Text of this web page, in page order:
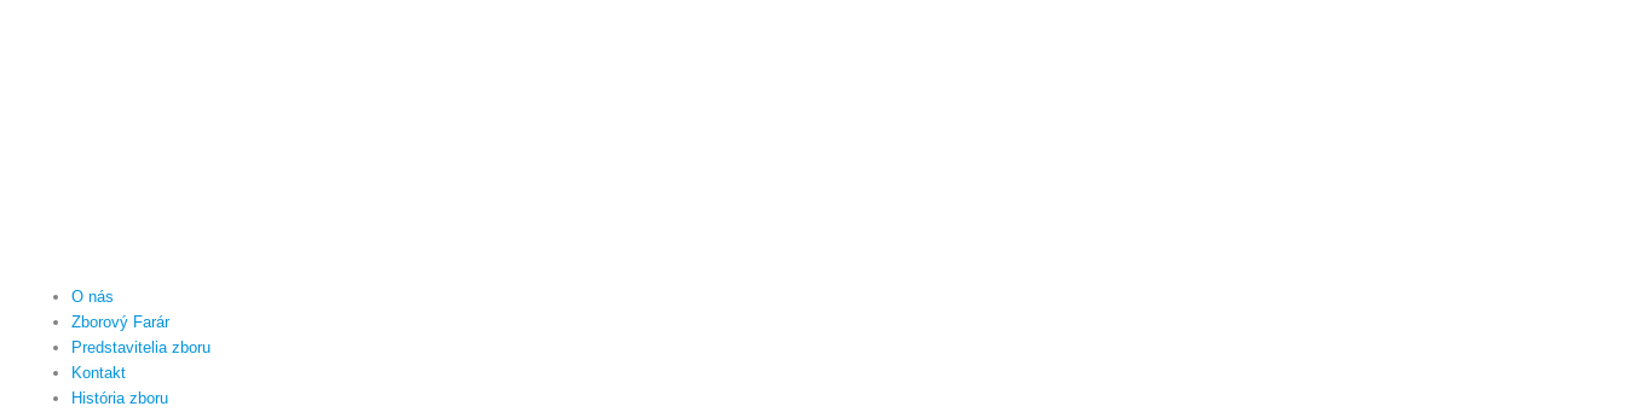
O nás
Zborový Farár
Predstavitelia zboru
Kontakt
História zboru